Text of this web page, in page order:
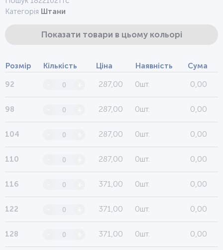
Категорія Штани
Показати товари в цьому кольорі
Розмір Кількість Ціна Наявність Сума
92 287,00 0шт. 0,00
98 287,00 0шт. 0,00
104 287,00 0шт. 0,00
110 287,00 0шт. 0,00
116 371,00 0шт. 0,00
122 371,00 0шт. 0,00
128 371,00 0шт. 0,00